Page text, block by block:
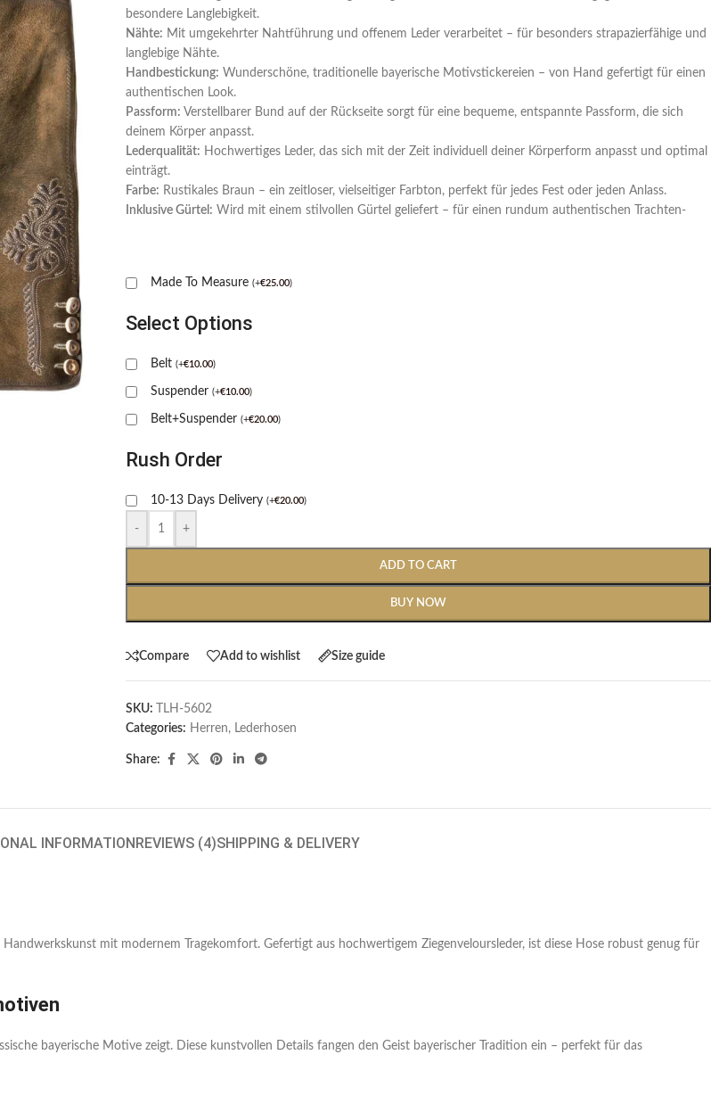
besondere Langlebigkeit.
Nähte: Mit umgekehrter Nahtführung und offenem Leder verarbeitet – für besonders strapazierfähige und
langlebige Nähte.
Handbestickung: Wunderschöne, traditionelle bayerische Motivstickereien – von Hand gefertigt für einen
authentischen Look.
Passform: Verstellbarer Bund auf der Rückseite sorgt für eine bequeme, entspannte Passform, die sich
deinem Körper anpasst.
Lederqualität: Hochwertiges Leder, das sich mit der Zeit individuell deiner Körperform anpasst und optimal
einträgt.
Farbe: Rustikales Braun – ein zeitloser, vielseitiger Farbton, perfekt für jedes Fest oder jeden Anlass.
Inklusive Gürtel: Wird mit einem stilvollen Gürtel geliefert – für einen rundum authentischen Trachten-
Made To Measure (+€25.00)
Select Options
Belt (+€10.00)
Suspender (+€10.00)
Belt+Suspender (+€20.00)
Rush Order
10-13 Days Delivery (+€20.00)
- +
ADD TO CART
BUY NOW
Compare Add to wishlist Size guide
SKU:
TLH-5602
Categories: Herren, Lederhosen
Share:
INFORMATION REVIEWS (4)SHIPPING & DELIVERY
mit modernem Tragekomfort. Gefertigt aus hochwertigem Ziegenveloursleder, ist diese Hose robust genug für
bayerische Motive zeigt. Diese kunstvollen Details fangen den Geist bayerischer Tradition ein – perfekt für das